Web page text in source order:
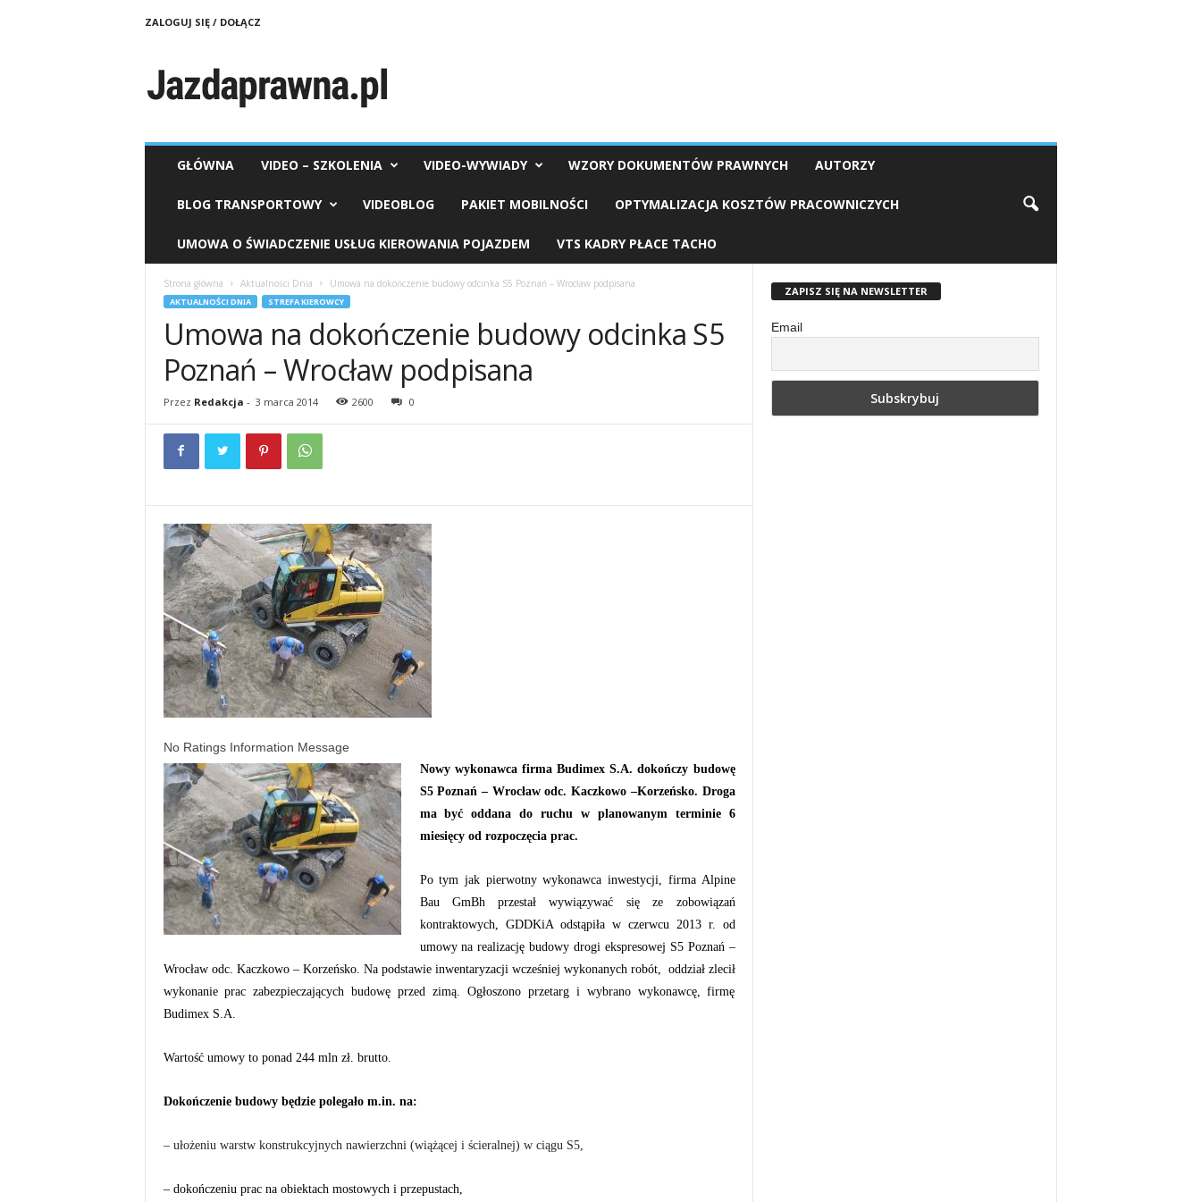
ZALOGUJ SIĘ / DOŁĄCZ
d
p
GŁÓWNA VIDEO – SZKOLENIA VIDEO-WYWIADY WZORY DOKUMENTÓW PRAWNYCH AUTORZY
BLOG TRANSPORTOWY VIDEOBLOG PAKIET MOBILNOŚCI OPTYMALIZACJA KOSZTÓW PRACOWNICZYCH
UMOWA O ŚWIADCZENIE USŁUG KIEROWANIA POJAZDEM VTS KADRY PŁACE TACHO
Strona główna Aktualności Dnia Umowa na dokończenie budowy odcinka S5 Poznań – Wrocław podpisana
AKTUALNOŚCI DNIA STREFA KIEROWCY
Umowa na dokończenie budowy odcinka S5
Poznań – Wrocław podpisana
Przez Redakcja - 3 marca 2014 2600 0
No Ratings Information Message
Nowy wykonawca firma Budimex S.A. dokończy budowę
S5 Poznań – Wrocław odc. Kaczkowo –Korzeńsko. Droga
ma być oddana do ruchu w planowanym terminie 6
miesięcy od rozpoczęcia prac.
Po tym jak pierwotny wykonawca inwestycji, firma Alpine
Bau GmBh przestał wywiązywać się ze zobowiązań
kontraktowych, GDDKiA odstąpiła w czerwcu 2013 r. od
umowy na realizację budowy drogi ekspresowej S5 Poznań –
Wrocław odc. Kaczkowo – Korzeńsko. Na podstawie inwentaryzacji wcześniej wykonanych robót, oddział zlecił
wykonanie prac zabezpieczających budowę przed zimą. Ogłoszono przetarg i wybrano wykonawcę, firmę
Budimex S.A.
Wartość umowy to ponad 244 mln zł. brutto.
Dokończenie budowy będzie polegało m.in. na:
– ułożeniu warstw konstrukcyjnych nawierzchni (wiążącej i ścieralnej) w ciągu S5,
– dokończeniu prac na obiektach mostowych i przepustach,
ZAPISZ SIĘ NA NEWSLETTER
Email